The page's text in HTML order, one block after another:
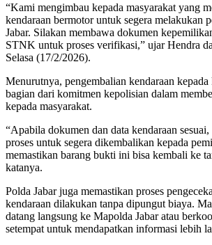
“Kami mengimbau kepada masyarakat yang
kendaraan bermotor untuk segera melakukan
Jabar. Silakan membawa dokumen
STNK untuk proses verifikasi,” ujar Hendra
Selasa (17/2/2026).
Menurutnya, pengembalian kendaraan
bagian dari komitmen kepolisian dalam
kepada masyarakat.
“Apabila dokumen dan data kendaraan
proses untuk segera dikembalikan kepada
memastikan barang bukti ini bisa kembali ke
katanya.
Polda Jabar juga memastikan proses
kendaraan dilakukan tanpa dipungut biaya.
datang langsung ke Mapolda Jabar atau
setempat untuk mendapatkan informasi lebih